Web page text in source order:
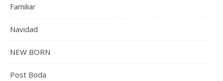
Familiar
Navidad
NEW BORN
Post Boda